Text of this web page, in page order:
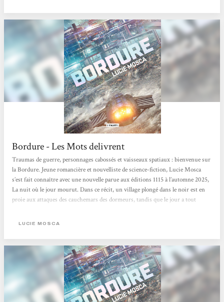
Bordure - Les Mots delivrent
Traumas de guerre, personnages cabossés et vaisseaux spatiaux : bienvenue sur
la Bordure. Jeune romancière et nouvelliste de science-fiction, Lucie Mosca
s’est fait connaître avec une nouvelle parue aux éditions 1115 à l’automne 2025,
La nuit où le jour mourut. Dans ce récit, un village plongé dans le noir est en
proie aux attaques des cauchemars des dormeurs, tandis que le jour a tout
science-fiction orienté space-opera qui traite des conséquences de la guerre sur
LUCIE MOSCA